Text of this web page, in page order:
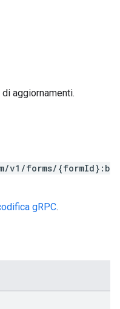
aggiornamenti.
v1/forms/{formId}:b
gRPC.